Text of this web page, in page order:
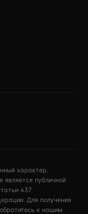
характер.
публичной
437
Для получения
к нашим